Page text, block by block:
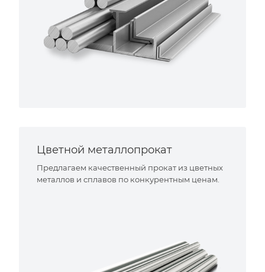
Цветной металлопрокат
Предлагаем качественный прокат из цветных
металлов и сплавов по конкурентным ценам.